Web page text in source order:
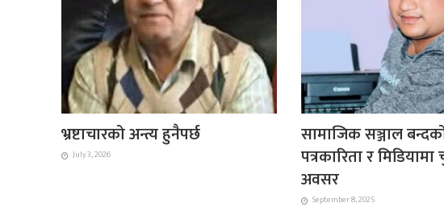
भ्रष्टाचारको अन्त्य हुनैपर्छ
July 3, 2026
सामाजिक सञ्जाल
पत्रकारिता र मिडियामा
अवसर
September 8, 2025